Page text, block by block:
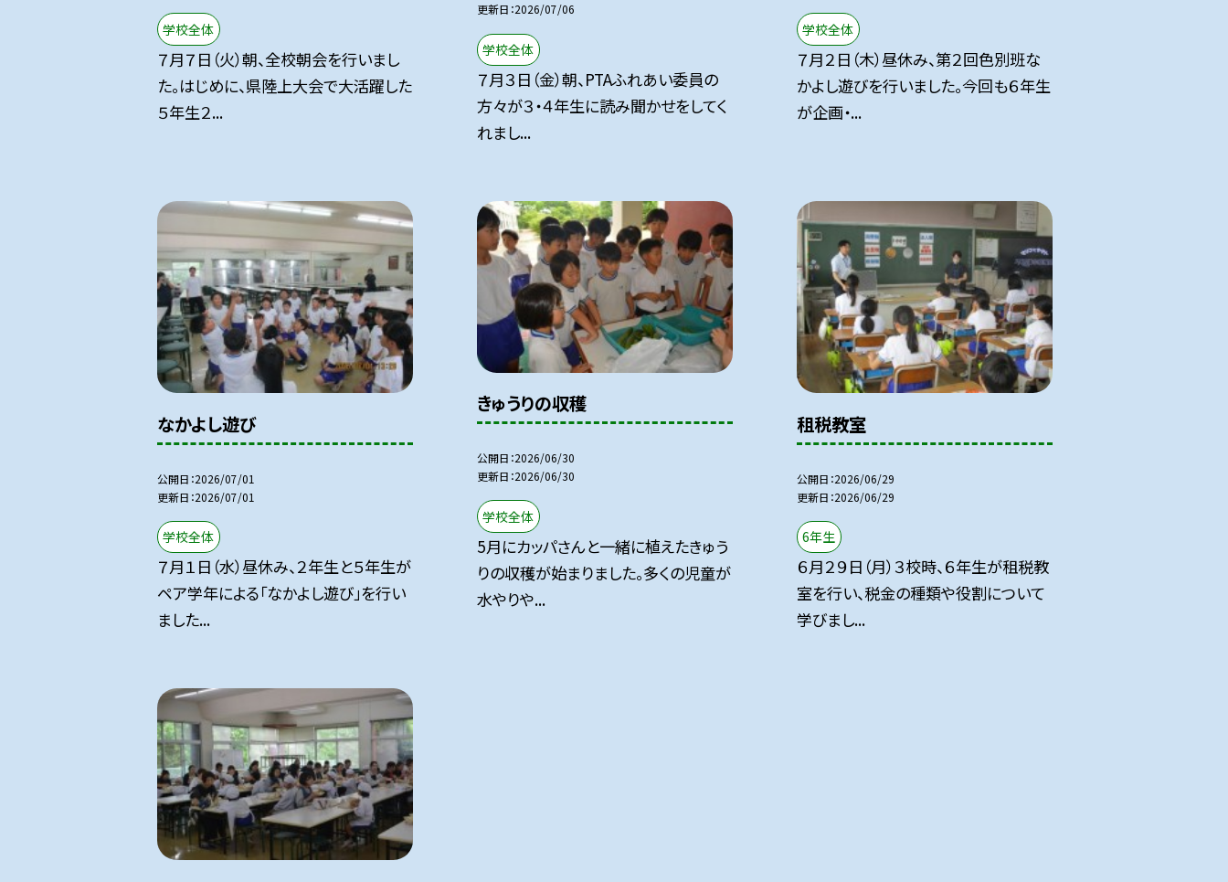
学校全体
７月７日（火）朝、全校朝会を行いまし
た。はじめに、県陸上大会で大活躍した
５年生２...
更新日 2026/07/06
学校全体
７月３日（金）朝、PTAふれあい委員の
方々が３・４年生に読み聞かせをしてく
れまし...
学校全体
７月２日（木）昼休み、第２回色別班な
かよし遊びを行いました。今回も６年生
が企画・...
なかよし遊び
公開日 2026/07/01
更新日 2026/07/01
学校全体
７月１日（水）昼休み、２年生と５年生が
ペア学年による「なかよし遊び」を行い
ました...
きゅうりの収穫
公開日 2026/06/30
更新日 2026/06/30
学校全体
5月にカッパさんと一緒に植えたきゅう
りの収穫が始まりました。多くの児童が
水やりや...
租税教室
公開日 2026/06/29
更新日 2026/06/29
6年生
６月２９日（月）３校時、６年生が租税教
室を行い、税金の種類や役割について
学びまし...